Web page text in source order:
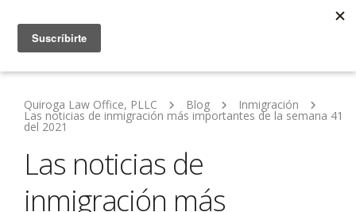
Quiroga Law Office, PLLC Blog Inmigración
Las noticias de inmigración más importantes de la semana 41
del 2021
Las noticias de
inmigración más